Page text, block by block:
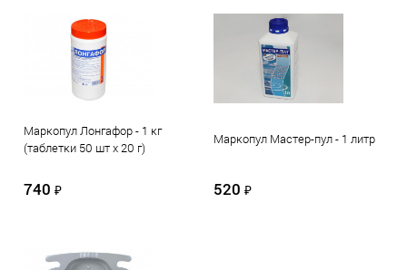
Маркопул Лонгафор - 1 кг
(таблетки 50 шт х 20 г)
740 ₽
Маркопул Мастер-пул - 1 литр
520 ₽